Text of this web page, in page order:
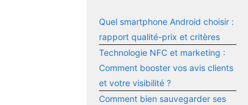
Quel smartphone Android choisir :
rapport qualité-prix et critères
Technologie NFC et marketing :
Comment booster vos avis clients
et votre visibilité ?
Comment bien sauvegarder ses